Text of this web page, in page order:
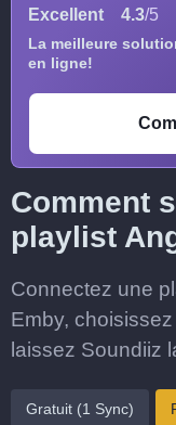
Excellent 4.3/5
La meilleure
en ligne!
Comment
playlist
Connectez une
Emby,
laissez Soundiiz
Gratuit (1 Sync)